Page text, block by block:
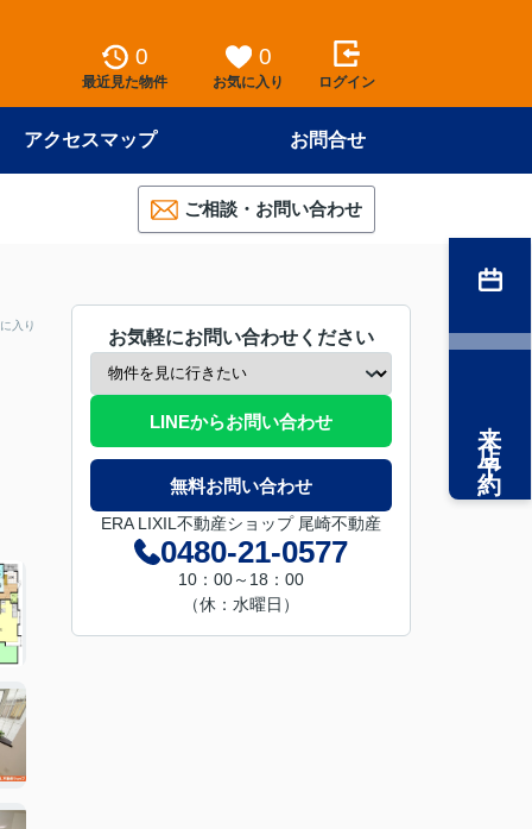
0
最近見た物件
0
お気に入り ログイン
アクセスマップ お問合せ
ご相談・お問い合わせ
入り
お気軽にお問い合わせください
LINEからお問い合わせ
無料お問い合わせ
ERA LIXIL不動産ショップ 尾崎不動産
0480-21-0577
10：00～18：00
（休：水曜日）
来店予約